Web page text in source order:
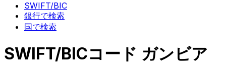
SWIFT/BIC
銀行で検索
国で検索
SWIFT/BICコード ガンビア